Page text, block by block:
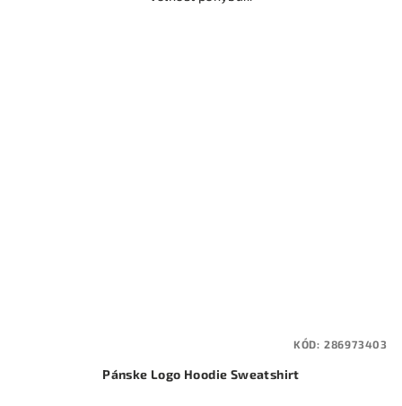
Pánske Logo Hoodie Sweatshirt
KÓD: 286973403